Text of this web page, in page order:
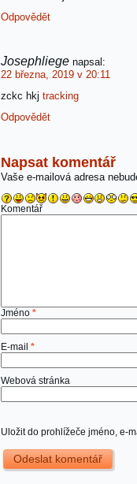
Odpovědět
Josephliege napsal:
22 března, 2019 v 20:11
zckc hkj tracking
Odpovědět
Napsat komentář
Vaše e-mailová adresa
Komentář
Jméno *
E-mail *
Webová stránka
Uložit do prohlížeče jméno, e-